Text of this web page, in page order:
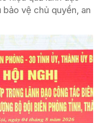
vệ chủ quyền, an